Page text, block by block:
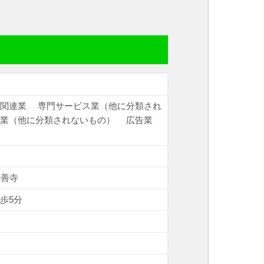
関連業
専門サービス業（他に分類され
（他に分類されないもの）
広告業
寺
5分